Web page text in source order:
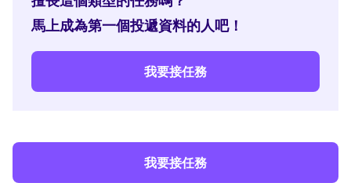
馬上成為第一個投遞資料的人吧！
我要接任務
我要接任務